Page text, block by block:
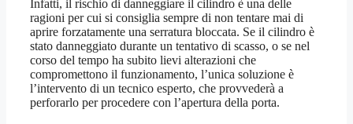
Infatti, il rischio di danneggiare il cilindro è una delle
ragioni per cui si consiglia sempre di non tentare mai di
aprire forzatamente una serratura bloccata. Se il cilindro è
stato danneggiato durante un tentativo di scasso, o se nel
corso del tempo ha subito lievi alterazioni che
compromettono il funzionamento, l’unica soluzione è
l’intervento di un tecnico esperto, che provvederà a
perforarlo per procedere con l’apertura della porta.